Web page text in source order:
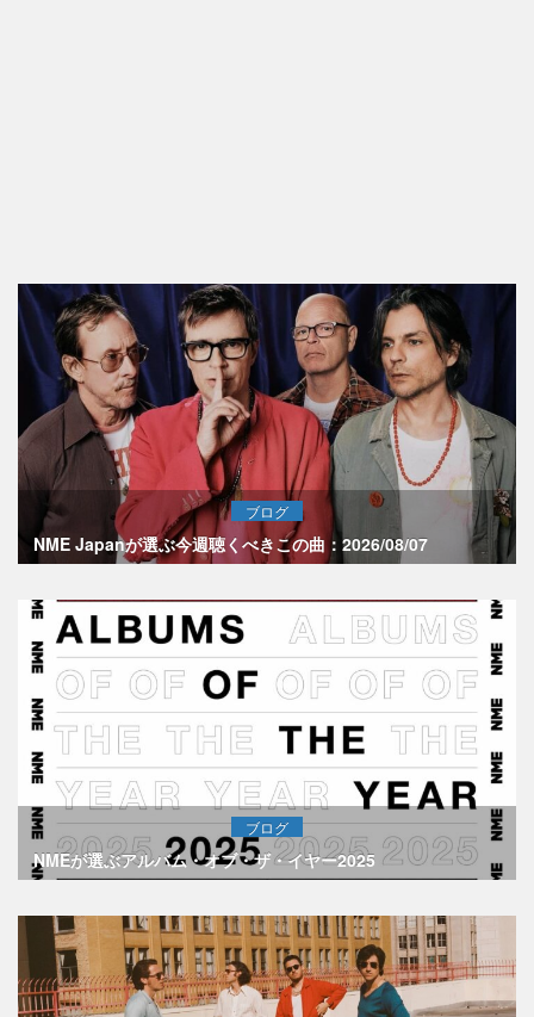
ブログ
NME Japanが選ぶ今週聴くべきこの曲：2026/08/07
ブログ
NMEが選ぶアルバム・オブ・ザ・イヤー2025